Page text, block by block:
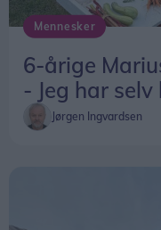
Og han har endda
forretning.
- Jeg vil også så
sælge buketter,
Mennesker
6-årige
- Jeg har
Jørgen Ingvardsen